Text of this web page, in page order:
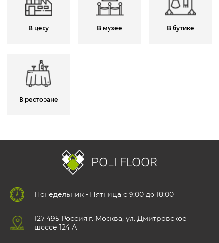
В цеху В музее В бутике
В ресторане
POLI FLOOR
Понедельник - Пятница с 9:00 до 18:00
127 495 Роccия г. Москва, ул. Дмитровское
шоссе 124 А